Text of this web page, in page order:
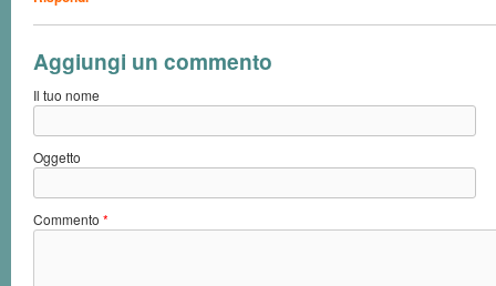
Aggiungi un commento
Il tuo nome
Oggetto
Commento *